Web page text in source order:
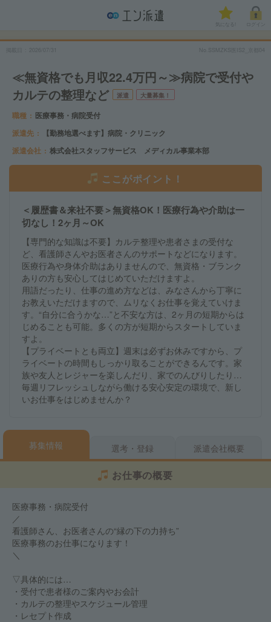
気になる!
2026/07/31 No.SSMZKS医IS2_京都04
≪無資格でも月収22.4万円～≫病院で受付や
カルテの整理など
派遣 大量募集！
職種
医療事務・病院受付
派遣先
【勤務地選べます】病院・クリニック
派遣会社
株式会社スタッフサービス メディカル事業本部
ここがポイント！
＜履歴書＆来社不要＞無資格OK！医療行為や介助は一
切なし！2ヶ月～OK
【専門的な知識は不要】カルテ整理や患者さまの受付な
ど、看護師さんやお医者さんのサポートなどになります。
医療行為や身体介助はありませんので、無資格・ブランク
ありの方も安心してはじめていただけますよ。
用語だったり、仕事の進め方などは、みなさんから丁寧に
お教えいただけますので、ムリなくお仕事を覚えていけま
す。“自分に合うかな…”と不安な方は、2ヶ月の短期からは
じめることも可能。多くの方が短期からスタートしていま
すよ。
【プライベートとも両立】週末は必ずお休みですから、プ
ライベートの時間もしっかり取ることができるんです。家
族や友人とレジャーを楽しんだり、家でのんびりしたり…
毎週リフレッシュしながら働ける安心安定の環境で、新し
いお仕事をはじめませんか？
募集情報 選考・登録 派遣会社概要
お仕事の概要
医療事務・病院受付
／
看護師さん、お医者さんの“縁の下の力持ち”
医療事務のお仕事になります！
＼
▽具体的には…
・受付で患者様のご案内やお会計
・カルテの整理やスケジュール管理
・レセプト作成